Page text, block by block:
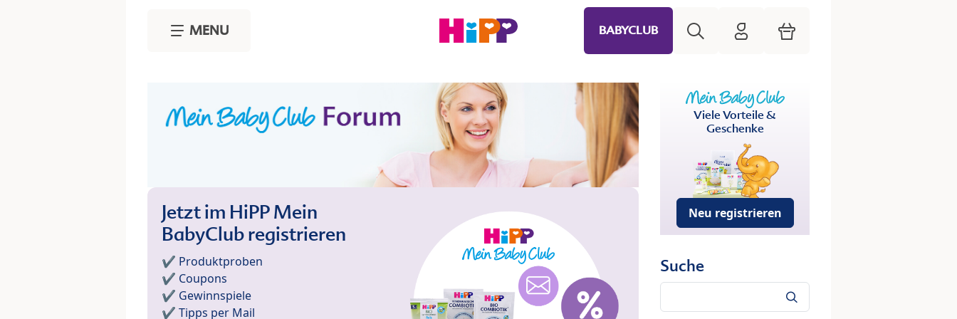
MENU BABYCLUB HiPP Mein Babyclub
Warenkorb
Jetzt im HiPP Mein
BabyClub registrieren
✔️ Produktproben
✔️ Coupons
✔️ Gewinnspiele
✔️ Tipps per Mail
Viele Vorteile &
Geschenke
Neu registrieren
Suche